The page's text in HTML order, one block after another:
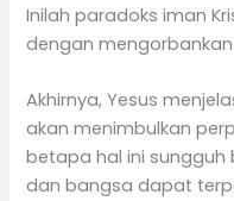
Inilah paradoks iman
dengan
Akhirnya, Yesus
akan menimbulkan
betapa hal ini sungguh
dan bangsa dapat